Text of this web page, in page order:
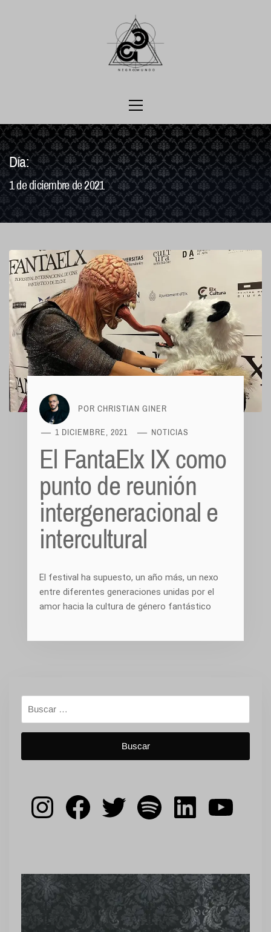
principal
Día:
1 de diciembre de 2021
POR CHRISTIAN GINER
1 DICIEMBRE, 2021 NOTICIAS
El FantaElx IX como
punto de reunión
intergeneracional e
intercultural
El festival ha supuesto, un año más, un nexo
entre diferentes generaciones unidas por el
amor hacia la cultura de género fantástico
Instagram
Facebook
TwitterSpotify
LinkedIn